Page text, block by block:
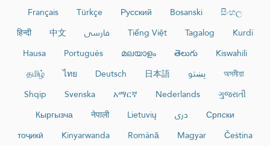
Français
Türkçe Русский Bosanski
සිංහල
हिन्दी
中文 فارسی Tiếng Việt Tagalog
Kurdî
Hausa
Português മലയാളം తెలుగు
Kiswahili
தமிழ்
ไทย Deutsch 日本語 پښتو
অসমীয়া
Shqip
Svenska አማርኛ Nederlands
ગુજરાતી
Кыргызча
नेपाली Lietuvių دری
Српски
тоҷикӣ
Kinyarwanda Română Magyar
Čeština